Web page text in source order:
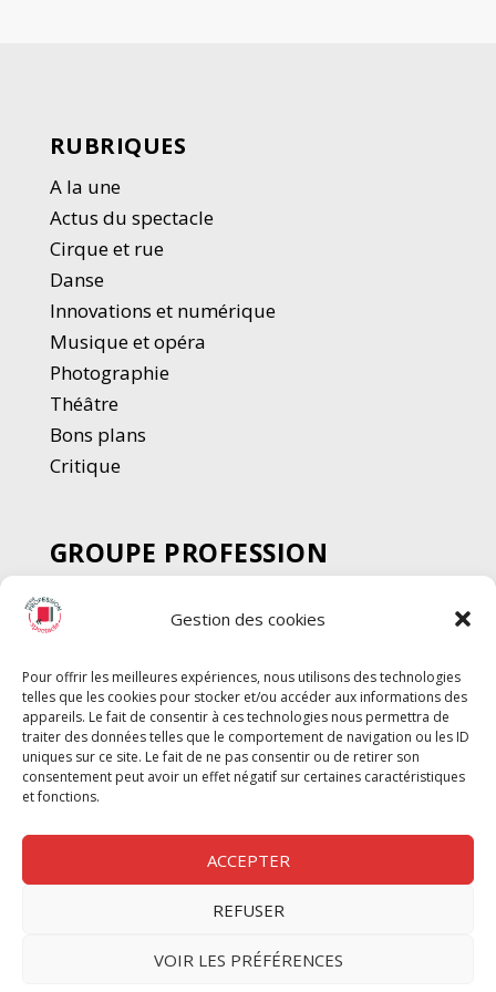
Gestion des cookies
Pour offrir les meilleures expériences, nous utilisons des technologies
telles que les cookies pour stocker et/ou accéder aux informations des
appareils. Le fait de consentir à ces technologies nous permettra de
traiter des données telles que le comportement de navigation ou les ID
uniques sur ce site. Le fait de ne pas consentir ou de retirer son
consentement peut avoir un effet négatif sur certaines caractéristiques
et fonctions.
ACCEPTER
REFUSER
VOIR LES PRÉFÉRENCES
RUBRIQUES
A la une
Actus du spectacle
Cirque et rue
Danse
Innovations et numérique
Musique et opéra
Photographie
Théâtre
Bons plans
Critique
GROUPE PROFESSION
SPECTACLE
Chèque Intermittents
Chèque Compta
Chèque Emploi Spectacle
G-Pods
Profession Audio-visuel
Nous contacter